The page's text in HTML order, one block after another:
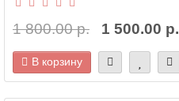
1 800.00 р. 1 500.00 р.
В корзину